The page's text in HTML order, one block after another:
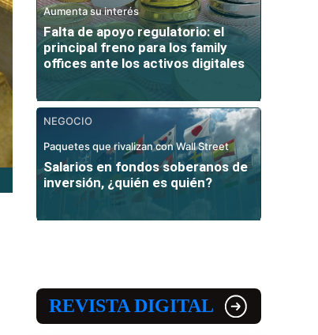
Aumenta su interés
Falta de apoyo regulatorio: el
principal freno para los family
offices ante los activos digitales
NEGOCIO
Paquetes que rivalizan con Wall Street
Salarios en fondos soberanos de
inversión, ¿quién es quién?
REVISTA DIGITAL